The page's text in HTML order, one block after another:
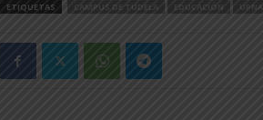
ETIQUETAS CAMPUS DE TUDELA EDUCACIÓN UPNA